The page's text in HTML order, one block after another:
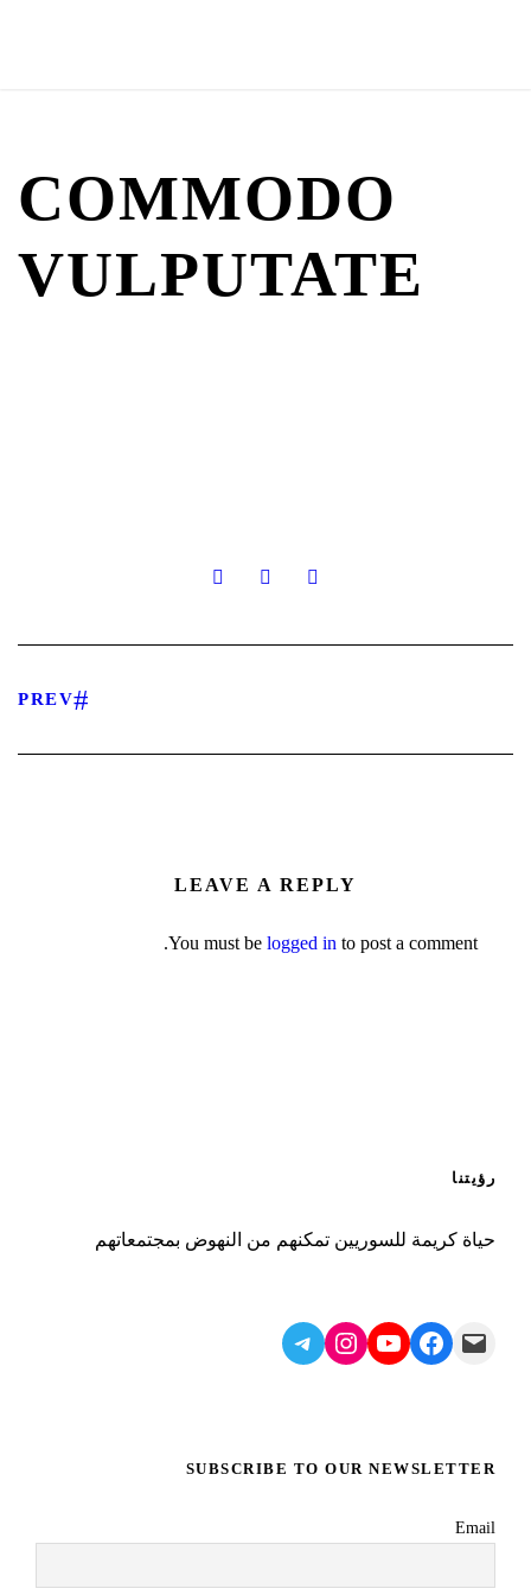
COMMODO
VULPUTATE
PREV
LEAVE A REPLY
You must be logged in to post a comment.
رؤيتنا
حياة كريمة للسوريين تمكنهم من النهوض بمجتمعاتهم
Mail
Facebook
YouTube
Instagram
Telegram
SUBSCRIBE TO OUR NEWSLETTER
Email